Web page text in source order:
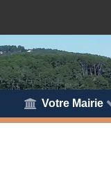
Votre Mairie